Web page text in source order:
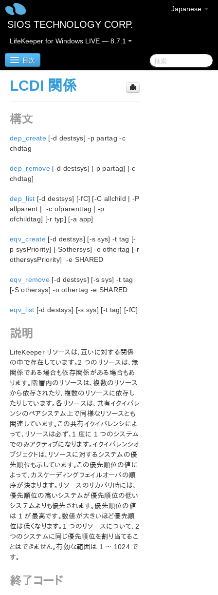
Japanese
SIOS TECHNOLOGY CORP.
LifeKeeper for Windows LIVE — 8.7.1
目次
SIOS Protection Suite for Windows
SIOS Protection Suite for Windows クイックスタート
ガイド
AWS VPC ピア接続クイックスタートガイド
Microsoft Azure 動作検証ガイド
SIOS Protection Suite インストレーションガイド
SIOS Protection Suite for Windows テクニカルドキュ
SIOS Protection Suite for Windows について
構成
GUI による管理作業
LCD - その他の LCD プログラム
LCDI アプリケーション
LCDI インスタンス
LCDI 関係
LCDI リソースタイプ
LCDI システム
LifeKeeper のフラグ
lk_chg_value
lk_err
perform_action
sendevent
volume
LKSUPPORT
ブラウザのセキュリティ設定
IP ローカルリカバリ
SNMP による SIOS Protection Suite イベント転送の
概要
Java のアップグレード
トラブルシューティング
LCDI 関係
構文
dep_create [-d destsys] -p partag -c
chdtag
dep_remove [-d destsys] [-p partag] [-c
chdtag]
dep_list [-d destsys] [-fC] [-C allchild | -P
allparent | -c ofparenttag | -p
ofchildtag] [-r typ] [-a app]
eqv_create [-d destsys] [-s sys] -t tag [-
p sysPriority] [-Sothersys] -o othertag [-r
othersysPriority] -e SHARED
eqv_remove [-d destsys] [-s sys] -t tag
[-S othersys] -o othertag -e SHARED
eqv_list [-d destsys] [-s sys] [-t tag] [-fC]
説明
LifeKeeper リソースは、互いに対する関係
の中で存在しています。2 つのリソースは、無
関係である場合も依存関係がある場合もあ
ります。階層内のリソースは、複数のリソース
から依存されたり、複数のリソースに依存し
たりしています。各リソースは、共有イクイバレ
ンシのペアシステム上で同様なリソースとも
関連しています。この共有イクイバレンシによ
って、リソースは必ず、1 度に 1 つのシステム
でのみアクティブになります。イクイバレンシオ
ブジェクトは、リソースに対するシステムの優
先順位も示しています。この優先順位の値に
よって、カスケーディングフェイルオーバの順
序が決まります。リソースのリカバリ時には、
優先順位の高いシステムが優先順位の低い
システムよりも優先されます。優先順位の値
は 1 が最高です。数値が大きいほど優先順
位は低くなります。1 つのリソースについて、2
つのシステムに同じ優先順位を割り当てるこ
とはできません。有効な範囲は 1 ～ 1024 で
す。
終了コード